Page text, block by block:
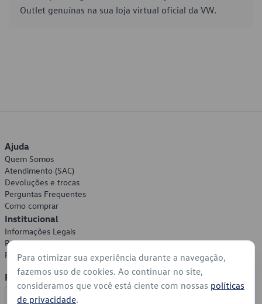
Outlet genuínas na sua loja virtual oficial da VW.
Ajuda
Quem Somos
Atendimento (SAC)
Devoluções e trocas
Perguntas Frequentes
Como comprar
Institucional
Informações Legais
Política de Privacidade
Política de Cookies
Formas de Pagamento
Para otimizar sua experiência durante a navegação,
fazemos uso de cookies. Ao continuar no site,
consideramos que você está ciente com nossas políticas
de privacidade.